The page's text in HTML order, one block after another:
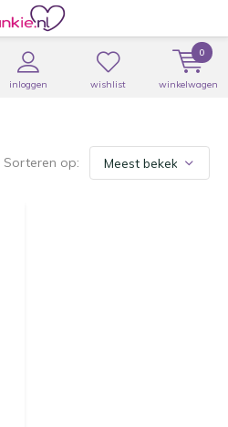
inloggen wishlist winkelwagen
0
Sorteren op: